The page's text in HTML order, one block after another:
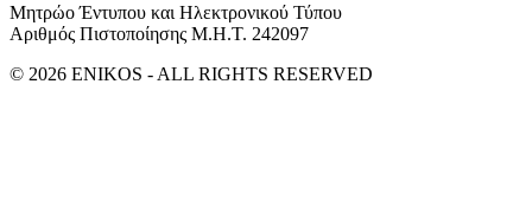
Μητρώο Έντυπου και Ηλεκτρονικού Τύπου
Αριθμός Πιστοποίησης Μ.Η.Τ. 242097
© 2026 ENIKOS - ALL RIGHTS RESERVED